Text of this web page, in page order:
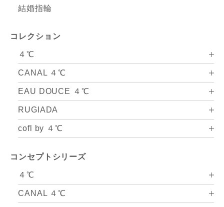
結婚指輪
コレクション
４℃
CANAL ４℃
EAU DOUCE ４℃
RUGIADA
cofl by ４℃
コンセプトシリーズ
４℃
CANAL ４℃